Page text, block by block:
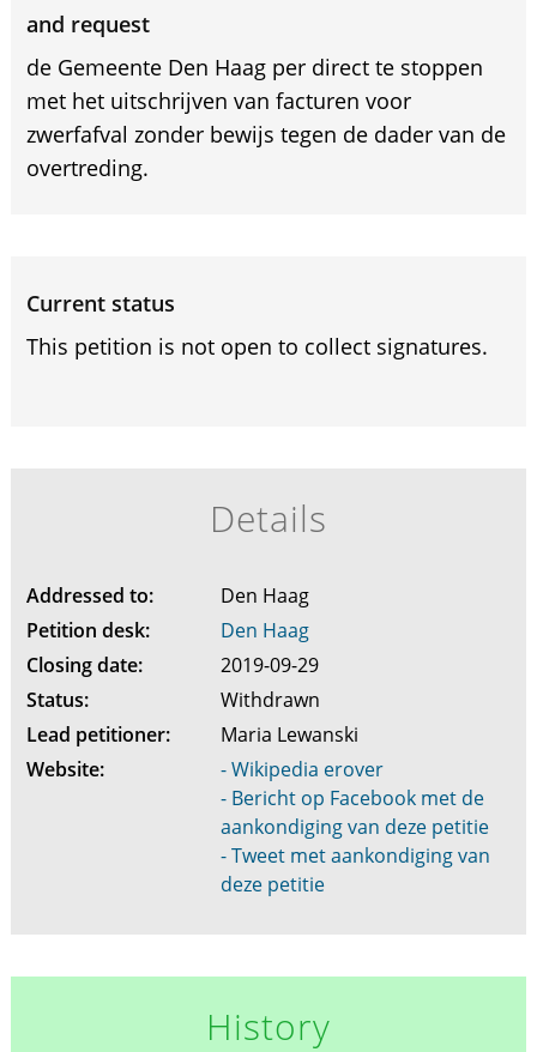
and request
de Gemeente Den Haag per direct te stoppen
met het uitschrijven van facturen voor
zwerfafval zonder bewijs tegen de dader van de
overtreding.
Current status
This petition is not open to collect signatures.
Details
Addressed to:
Den Haag
Petition desk:
Den Haag
Closing date:
2019-09-29
Status:
Withdrawn
Lead petitioner:
Maria Lewanski
Website:
- Wikipedia erover
- Bericht op Facebook met de
aankondiging van deze petitie
- Tweet met aankondiging van
deze petitie
History